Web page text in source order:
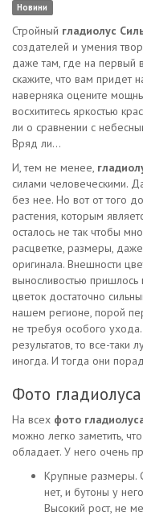
Новини
Стройный гладиолус
создателей и умения
даже там, где на первый
скажите, что вам придет
наверняка оцените
восхититесь яркостью
ли о сравнении с
Вряд ли…
И, тем не менее,
силами человеческими.
без нее. Но вот от того
растения, которым
осталось не так чтобы
расцветке, размеры,
оригинала. Внешности
выносливостью
цветок достаточно
нашем регионе, порой
не требуя особого
результатов, то все-таки
иногда. И тогда они
Фото
На всех фото
можно легко заметить,
обладает. У него очень
Крупные размеры.
нет, и бутоны у
Высокий рост, не